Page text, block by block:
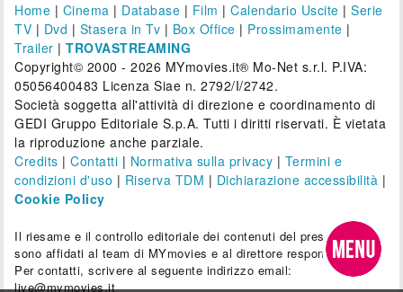
Home | Cinema | Database | Film |Calendario Uscite |Serie
TV | Dvd | Stasera in Tv | Box Office | Prossimamente |
Trailer |TROVASTREAMING
Copyright© 2000 - 2026 MYmovies.it® Mo-Net s.r.l. P.IVA:
05056400483 Licenza Siae n. 2792/I/2742.
Società soggetta all'attività di direzione e coordinamento di
GEDI Gruppo Editoriale S.p.A. Tutti i diritti riservati. È vietata
la riproduzione anche parziale.
Credits |Contatti | Normativa sulla privacy | Termini e
condizioni d'uso | Riserva TDM | Dichiarazione accessibilità |
Cookie Policy
Il riesame e il controllo editoriale dei contenuti del presente sito
sono affidati al team di MYmovies e al direttore responsabile.
Per contatti, scrivere al seguente indirizzo email:
live@mymovies.it